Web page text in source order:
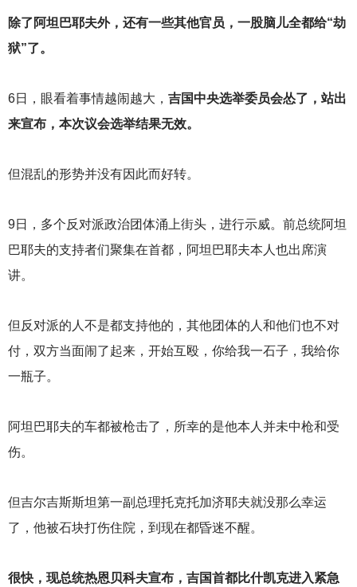
除了阿坦巴耶夫外，还有一些其他官员，一股脑儿全都给“劫
狱”了。
6日，眼看着事情越闹越大， 吉国中央选举委员会怂了，站出
来宣布，本次议会选举结果无效。
但混乱的形势并没有因此而好转。
9日，多个反对派政治团体涌上街头，进行示威。前总统阿坦
巴耶夫的支持者们聚集在首都，阿坦巴耶夫本人也出席演
讲。
但反对派的人不是都支持他的，其他团体的人和他们也不对
付，双方当面闹了起来，开始互殴，你给我一石子，我给你
一瓶子。
阿坦巴耶夫的车都被枪击了，所幸的是他本人并未中枪和受
伤。
但吉尔吉斯斯坦第一副总理托克托加济耶夫就没那么幸运
了，他被石块打伤住院，到现在都昏迷不醒。
很快，现总统热恩贝科夫宣布，吉国首都比什凯克进入紧急